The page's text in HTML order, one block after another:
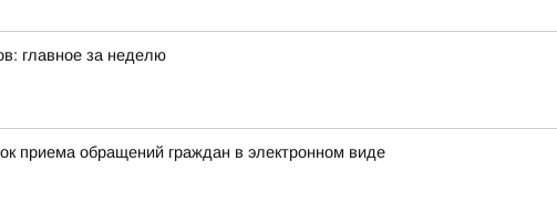
главное за неделю
приема обращений граждан в электронном виде